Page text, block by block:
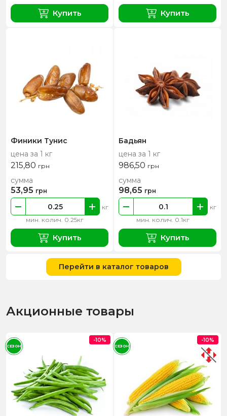
Купить Купить
Финики Тунис
цена за 1 кг
215,80 грн
мин. колич. 0.25кг
кг
сумма
53,95 грн
Купить
Бадьян
цена за 1 кг
986,50 грн
мин. колич. 0.1кг
кг
сумма
98,65 грн
Купить
Перейти в каталог товаров
Акционные товары
-10%
СЕЗОН
-10%
СЕЗОН